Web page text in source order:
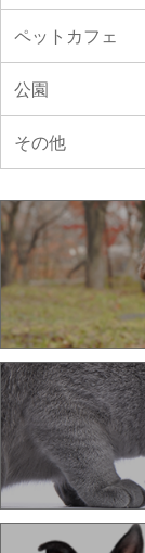
ペットカフェ
公園
その他